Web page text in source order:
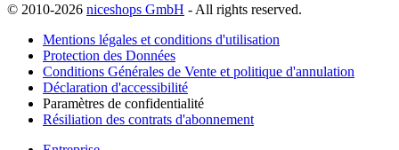
© 2010-2026 niceshops GmbH - All rights reserved.
Mentions légales et conditions d'utilisation
Protection des Données
Conditions Générales de Vente et politique d'annulation
Déclaration d'accessibilité
Paramètres de confidentialité
Résiliation des contrats d'abonnement